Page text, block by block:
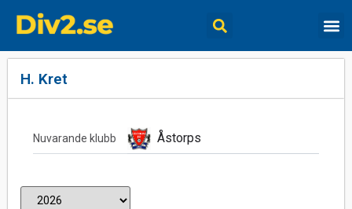
H. Kret
Nuvarande klubb Åstorps